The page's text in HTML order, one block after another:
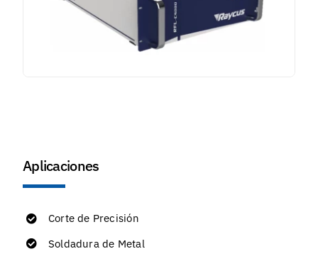
Aplicaciones
Corte de Precisión
Soldadura de Metal